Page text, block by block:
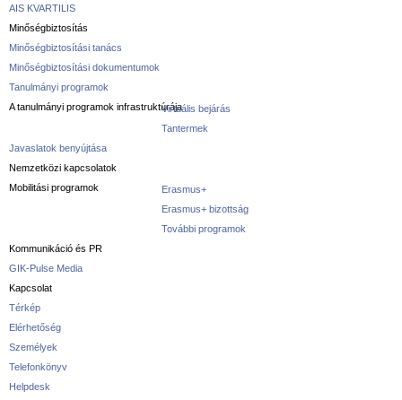
AIS KVARTILIS
Minőségbiztosítás
Minőségbiztosítási tanács
Minőségbiztosítási dokumentumok
Tanulmányi programok
A tanulmányi programok infrastruktúrájaVirtuális bejárás
Tantermek
Javaslatok benyújtása
Nemzetközi kapcsolatok
Mobilitási programok
Erasmus+
Erasmus+ bizottság
További programok
Kommunikáció és PR
GIK-Pulse Media
Kapcsolat
Térkép
Elérhetőség
Személyek
Telefonkönyv
Helpdesk